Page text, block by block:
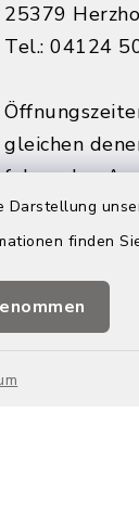
finden
25379
Tel.: 04124
gleichen
folgenden
Montags von
außerhalb der
Vorsprache
möglich.